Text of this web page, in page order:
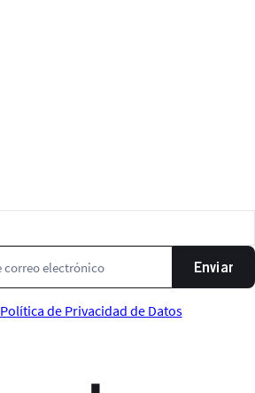
Enviar
Política de Privacidad de Datos